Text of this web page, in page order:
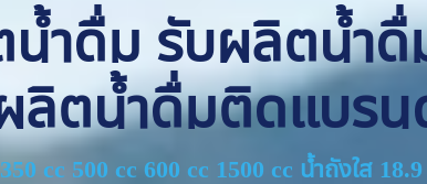
น้ำดื่ม รับผลิตน้ำ
ลิตน้ำดื่มติดแบร
cc 500 cc 600 cc 1500 cc น้ำถังใส